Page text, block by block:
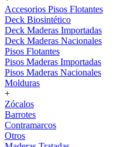
Accesorios Pisos Flotantes
Deck Biosintético
Deck Maderas Importadas
Deck Maderas Nacionales
Pisos Flotantes
Pisos Maderas Importadas
Pisos Maderas Nacionales
Molduras
+
Zócalos
Barrotes
Contramarcos
Otros